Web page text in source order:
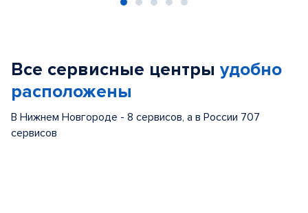
Все сервисные центры удобно
расположены
В Нижнем Новгороде - 8 сервисов, а в России 707
сервисов